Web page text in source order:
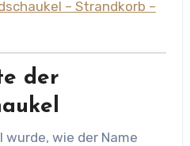
– Strandkorb –
der
wurde, wie der Name